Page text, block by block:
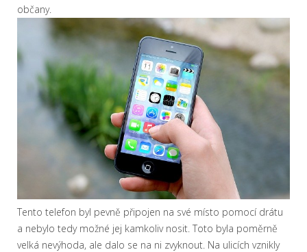
občany.
Tento telefon byl pevně připojen na své místo pomocí drátu
a nebylo tedy možné jej kamkoliv nosit. Toto byla poměrně
velká nevýhoda, ale dalo se na ni zvyknout. Na ulicích vznikly